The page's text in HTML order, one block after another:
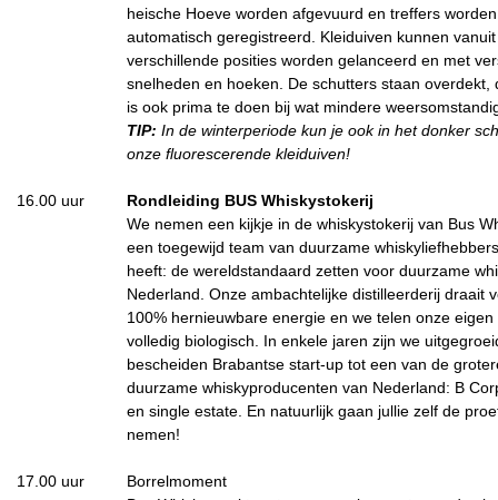
heische Hoeve worden afgevuurd en treffers worden
automatisch geregistreerd. Kleiduiven kunnen vanuit
verschillende posities worden gelanceerd en met
snelheden en hoeken. De schutters staan overdekt,
is ook prima te doen bij wat mindere
TIP: In de winterperiode kun je ook in het donker
onze fluorescerende kleiduiven!
16.00 uur
Rondleiding BUS Whiskystokerij
We nemen een kijkje in de whiskystokerij van Bus
een toegewijd team van duurzame
heeft: de wereldstandaard zetten voor duurzame
Nederland. Onze ambachtelijke distilleerderij draait
100% hernieuwbare energie en we telen onze
volledig biologisch. In enkele jaren zijn we
bescheiden Brabantse start-up tot een van de
duurzame whiskyproducenten van Nederland: B
en single estate. En natuurlijk gaan jullie zelf de
nemen!
17.00 uur
Borrelmoment